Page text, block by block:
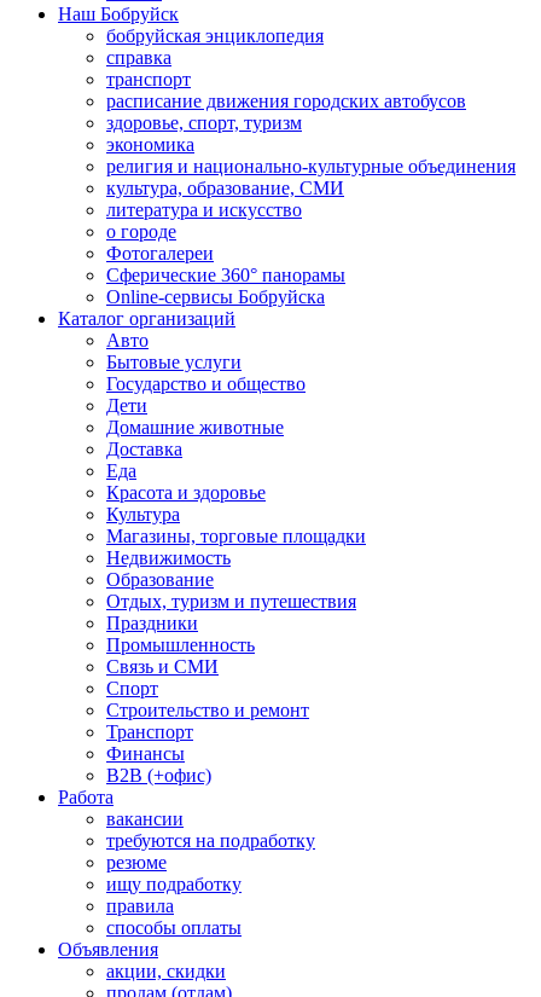
Наш Бобруйск
бобруйская энциклопедия
справка
транспорт
расписание движения городских автобусов
здоровье, спорт, туризм
экономика
религия и национально-культурные объединения
культура, образование, СМИ
литература и искусство
о городе
Фотогалереи
Сферические 360° панорамы
Online-сервисы Бобруйска
Каталог организаций
Авто
Бытовые услуги
Государство и общество
Дети
Домашние животные
Доставка
Еда
Красота и здоровье
Культура
Магазины, торговые площадки
Недвижимость
Образование
Отдых, туризм и путешествия
Праздники
Промышленность
Связь и СМИ
Спорт
Строительство и ремонт
Транспорт
Финансы
B2B (+офис)
Работа
вакансии
требуются на подработку
резюме
ищу подработку
правила
способы оплаты
Объявления
акции, скидки
продам (отдам)